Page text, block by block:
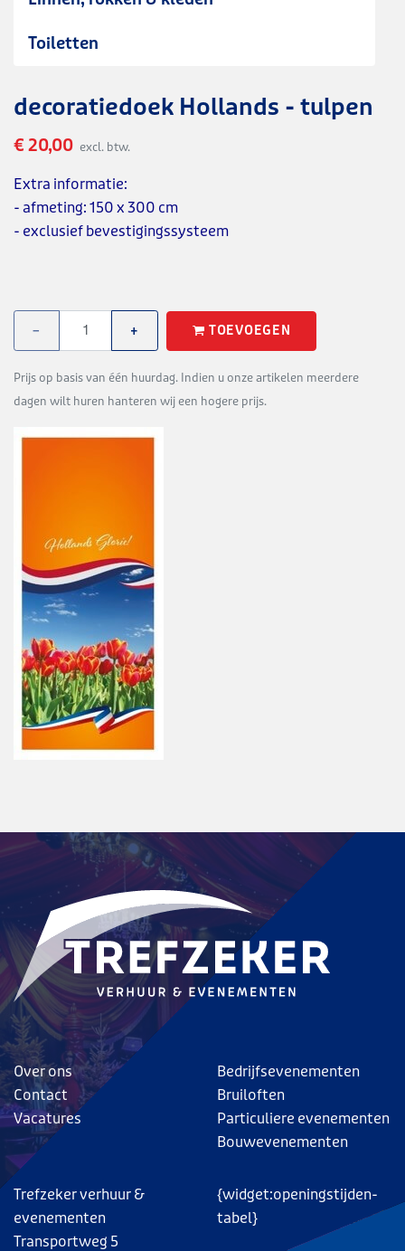
Toiletten
decoratiedoek Hollands - tulpen
€ 20,00 excl. btw.
Extra informatie:
- afmeting: 150 x 300 cm
- exclusief bevestigingssysteem
− + TOEVOEGEN
Prijs op basis van één huurdag. Indien u onze artikelen meerdere
dagen wilt huren hanteren wij een hogere prijs.
Over ons
Contact
Vacatures
Bedrijfsevenementen
Bruiloften
Particuliere evenementen
Bouwevenementen
Trefzeker verhuur &
evenementen
Transportweg 5
{widget:openingstijden-
tabel}